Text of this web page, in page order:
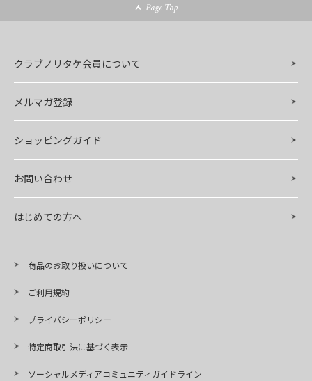
Page Top
クラブノリタケ会員について
メルマガ登録
ショッピングガイド
お問い合わせ
はじめての方へ
商品のお取り扱いについて
ご利用規約
プライバシーポリシー
特定商取引法に基づく表示
ソーシャルメディアコミュニティガイドライン